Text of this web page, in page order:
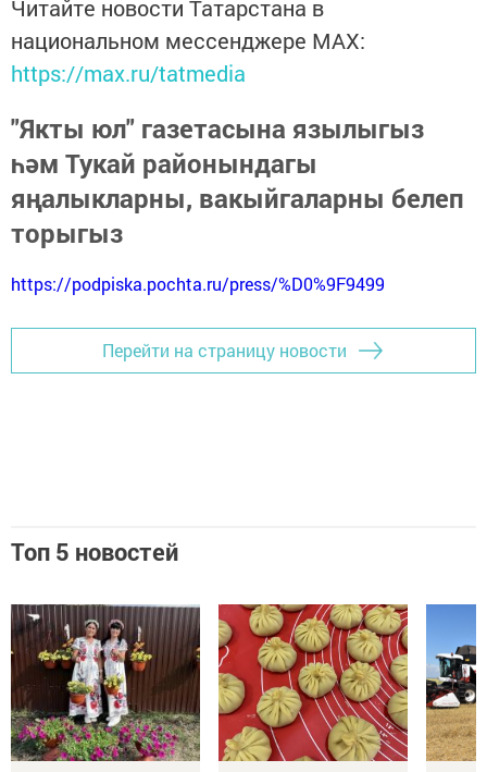
Читайте новости Татарстана в
национальном мессенджере MАХ:
https://max.ru/tatmedia
"Якты юл" газетасына язылыгыз
һәм Тукай районындагы
яңалыкларны, вакыйгаларны белеп
торыгыз
https://podpiska.pochta.ru/press/%D0%9F9499
Перейти на страницу новости
Топ 5 новостей